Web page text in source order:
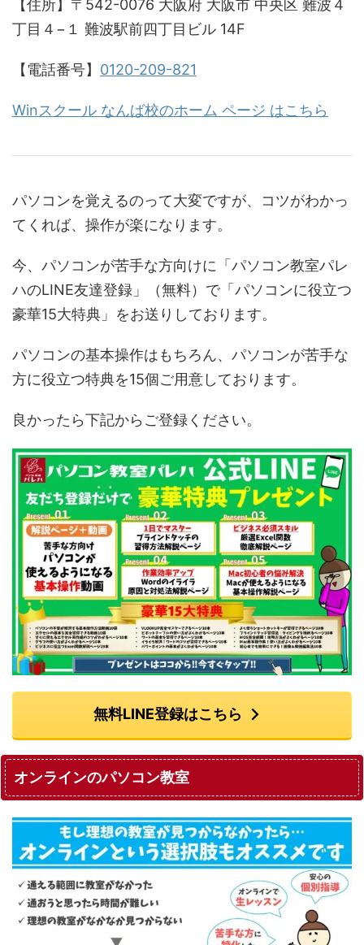
【住所】〒542-0076 大阪府 大阪市 中央区 難波４
丁目４−１ 難波駅前四丁目ビル 14F
【電話番号】 0120-209-821
Winスクール なんば校のホーム ページ はこちら
パソコンを覚えるのって大変ですが、コツがわかっ
てくれば、操作が楽になります。
今、パソコンが苦手な方向けに「パソコン教室パレ
ハのLINE友達登録」（無料）で「パソコンに役立つ
豪華15大特典」をお送りしております。
パソコンの基本操作はもちろん、パソコンが苦手な
方に役立つ特典を15個ご用意しております。
良かったら下記からご登録ください。
無料LINE登録はこちら
オンラインのパソコン教室